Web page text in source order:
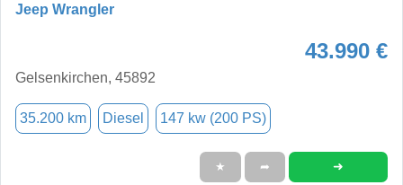
Jeep Wrangler
43.990 €
Gelsenkirchen, 45892
35.200 km Diesel 147 kw (200 PS)
★ ➦ ➜